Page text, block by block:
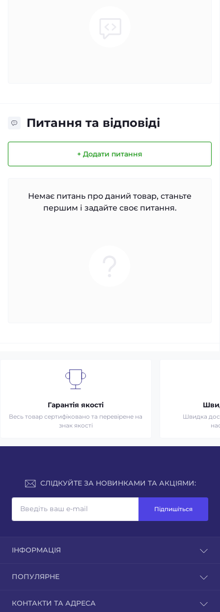
Питання та відповіді
+ Додати питання
Немає питань про даний товар, станьте
першим і задайте своє питання.
Гарантія якості
Весь товар сертифіковано та перевірене на
знак якості
Швидка
СЛІДКУЙТЕ ЗА НОВИНКАМИ ТА АКЦІЯМИ:
Підпишіться
ІНФОРМАЦІЯ
Зворотній зв'язок
Карта сайту
ПОПУЛЯРНЕ
Мотоблоки
КОНТАКТИ ТА АДРЕСА